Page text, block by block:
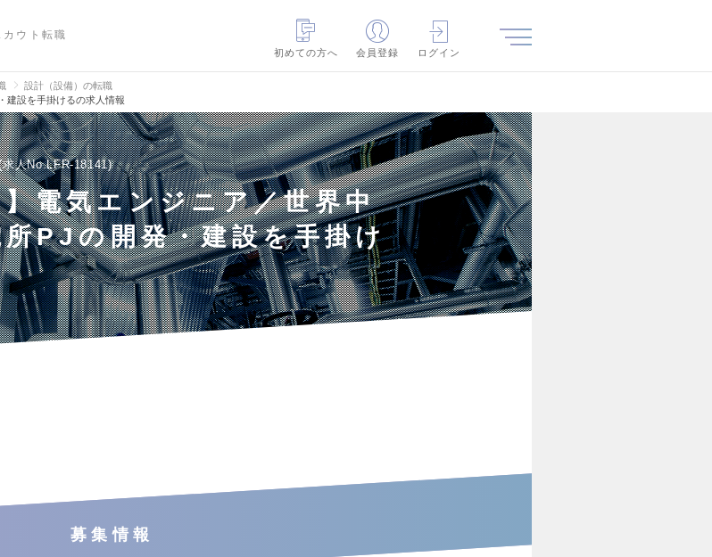
ウト転職
初めての方へ
会員登録 ログイン
設計（設備）の転職
建設を手掛けるの求人情報
求人No.LFR-18141
電気エンジニア／世界中
PJの開発・建設を手掛け
募集情報